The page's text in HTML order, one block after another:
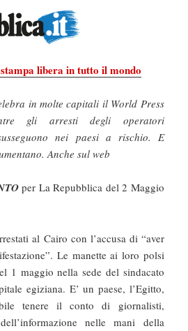
libera in tutto il mondo
in molte capitali il World Press
gli arresti degli operatori
nei paesi a rischio. E
Anche sul web
per La Repubblica del 2 Maggio
al Cairo con l’accusa di “aver
Le manette ai loro polsi
1 maggio nella sede del sindacato
egiziana. E’ un paese, l’Egitto,
tenere il conto di giornalisti,
nelle mani della